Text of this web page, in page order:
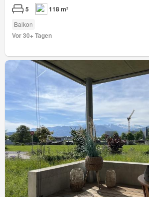
5 118 m²
Balkon
Vor 30+ Tagen